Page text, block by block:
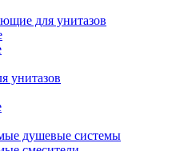
для унитазов
унитазов
душевые системы